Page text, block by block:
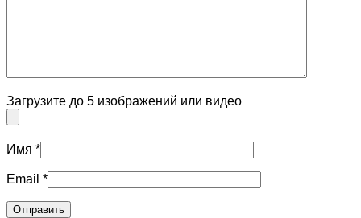
Загрузите до 5 изображений или видео
Имя *
Email *